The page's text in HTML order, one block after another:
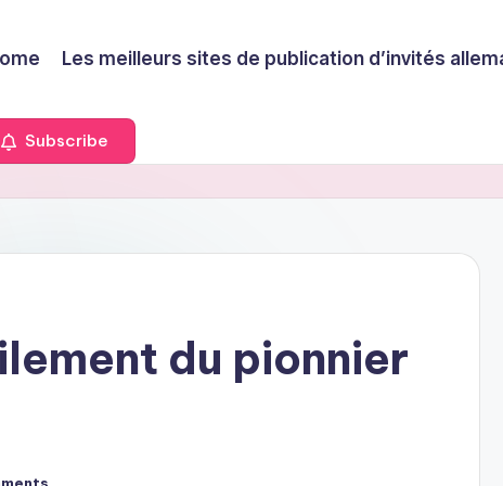
Les meilleurs sites de publication d’invités
Subscribe
du pionnier